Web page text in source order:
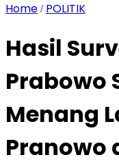
Home / POLITIK
Hasil
Prabowo
Menang
Pranowo